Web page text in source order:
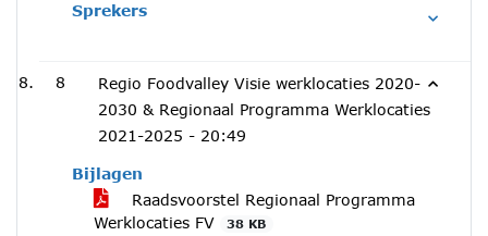
Sprekers
8
Regio Foodvalley Visie werklocaties 2020-
2030 & Regionaal Programma Werklocaties
2021-2025 - 20:49
Bijlagen
Raadsvoorstel Regionaal Programma
Werklocaties FV
38 KB